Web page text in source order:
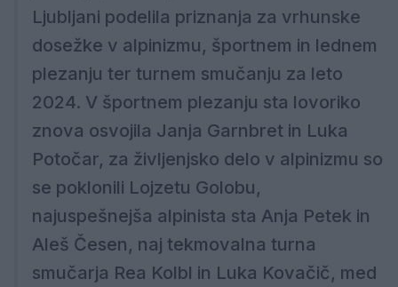
Ljubljani podelila priznanja za vrhunske
dosežke v alpinizmu, športnem in lednem
plezanju ter turnem smučanju za leto
2024. V športnem plezanju sta lovoriko
znova osvojila Janja Garnbret in Luka
Potočar, za življenjsko delo v alpinizmu so
se poklonili Lojzetu Golobu,
najuspešnejša alpinista sta Anja Petek in
Aleš Česen, naj tekmovalna turna
smučarja Rea Kolbl in Luka Kovačič, med